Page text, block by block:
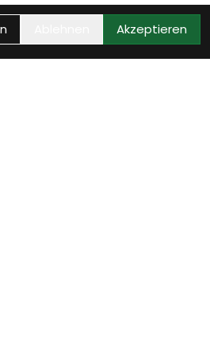
Akzeptieren